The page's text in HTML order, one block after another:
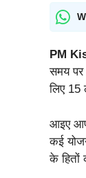
PM
समय पर
लिए 15
आइए
कई
के हितों